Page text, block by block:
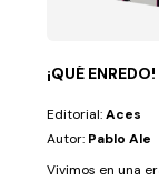
¡QUÉ ENREDO!
Editorial:Aces
Autor: Pablo Ale
Vivimos en una